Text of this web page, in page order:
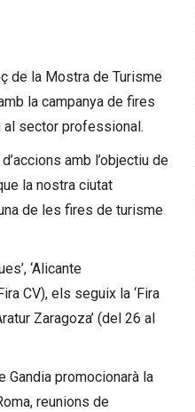
de la Mostra de Turisme
la campanya de fires
al sector professional.
amb l’objectiu de
la nostra ciutat
de les fires de turisme
‘Alicante
CV), els seguix la ‘Fira
Zaragoza’ (del 26 al
Gandia promocionarà la
reunions de